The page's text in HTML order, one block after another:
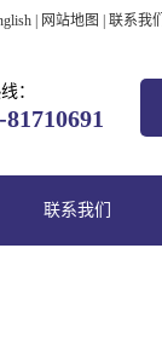
网站地图 联系我们
：
联系我们